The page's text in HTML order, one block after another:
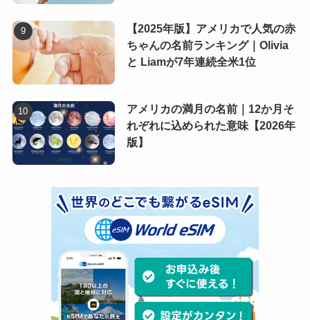
【2025年版】アメリカで人気の赤
ちゃんの名前ランキング｜Olivia
と Liamが7年連続全米1位
アメリカの満月の名前｜12か月そ
れぞれに込められた意味【2026年
版】